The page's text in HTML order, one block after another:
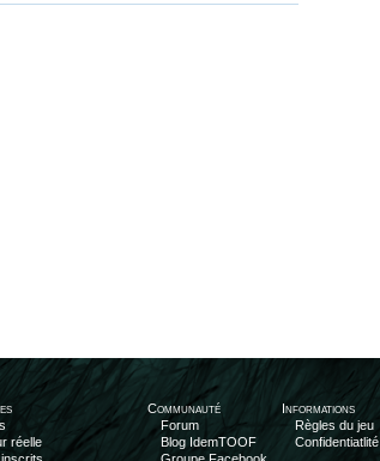
réelle
Communauté
Forum
Blog IdemTOOF
Informations
Règles du jeu
Confidentiatlité